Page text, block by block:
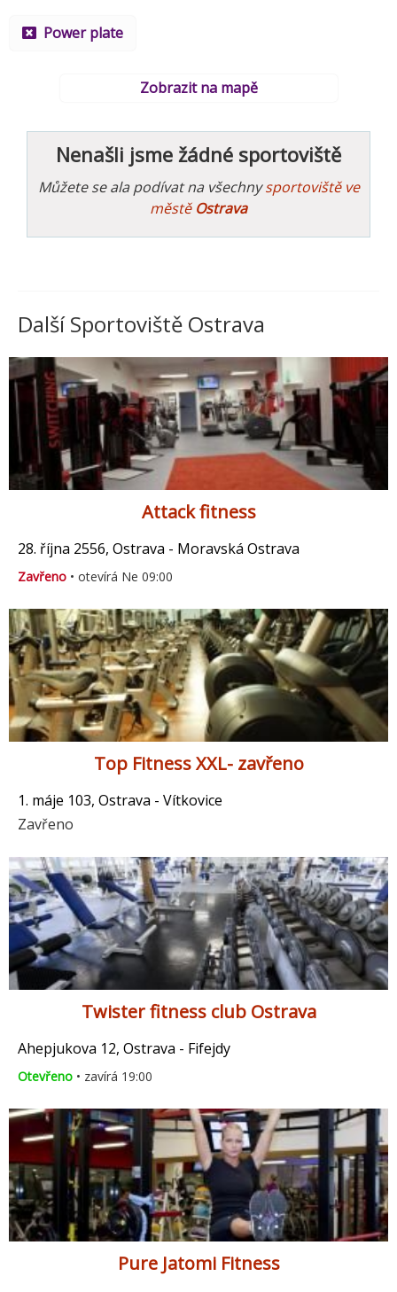
Power plate
Zobrazit na mapě
Nenašli jsme žádné sportoviště
Můžete se ala podívat na všechnysportoviště ve
městě Ostrava
Další Sportoviště Ostrava
Attack fitness
28. října 2556, Ostrava - Moravská Ostrava
Zavřeno • otevírá Ne 09:00
Top Fitness XXL- zavřeno
1. máje 103, Ostrava - Vítkovice
Zavřeno
Twister fitness club Ostrava
Ahepjukova 12, Ostrava - Fifejdy
Otevřeno • zavírá 19:00
Pure Jatomi Fitness